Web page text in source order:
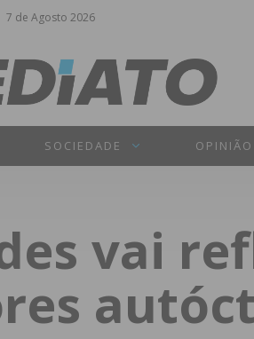
7 de Agosto 2026
SOCIEDADE OPINIÃO
vai